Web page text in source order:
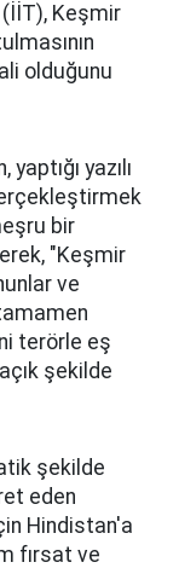
Keşmir
olduğunu
yazılı
bir
"Keşmir
ve
terörle eş
şekilde
şekilde
eden
Hindistan'a
fırsat ve